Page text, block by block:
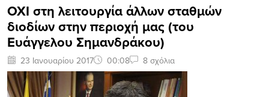
ΟΧΙ στη λειτουργία άλλων σταθμών
διοδίων στην περιοχή μας (του
Ευάγγελου Σημανδράκου)
23 Ιανουαρίου 2017 00:08 8 σχόλια